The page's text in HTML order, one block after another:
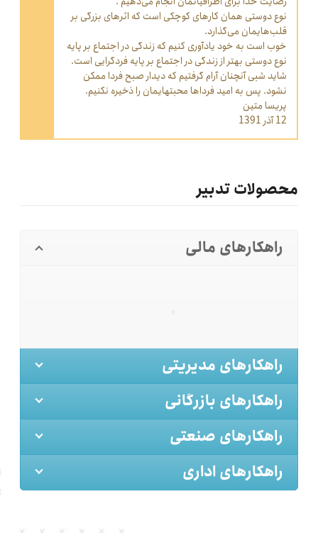
نوع دوستی همان کارهای کوچکی است که اثرهای بزرگی بر
قلب‌هایمان می‌گذارد.
خوب است به خود یادآوری کنیم که زندگی در اجتماع بر پایه
نوع دوستی بهتر از زندگی در اجتماع بر پایه فرد‌گرایی است.
شاید شبی آنچنان آرام گرفتیم که دیدار صبح فردا ممکن
نشود. پس به امید فرداها محبتهایمان را ذخیره نکنیم.
پریسا متین
12 آذر 1391
محصولات تدبیر
راهکارهای مالی
راهکارهای مدیریتی
راهکارهای بازرگانی
راهکارهای صنعتی
راهکارهای اداری